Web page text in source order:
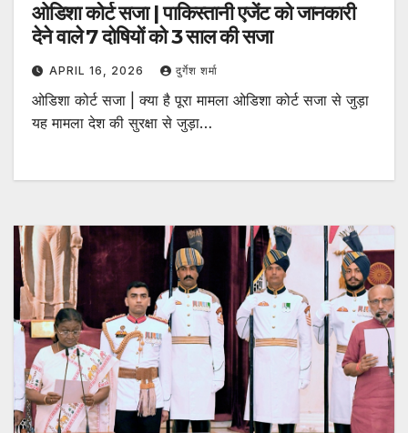
ओडिशा कोर्ट सजा | पाकिस्तानी एजेंट को जानकारी
देने वाले 7 दोषियों को 3 साल की सजा
APRIL 16, 2026 दुर्गेश शर्मा
ओडिशा कोर्ट सजा | क्या है पूरा मामला ओडिशा कोर्ट सजा से जुड़ा
यह मामला देश की सुरक्षा से जुड़ा…